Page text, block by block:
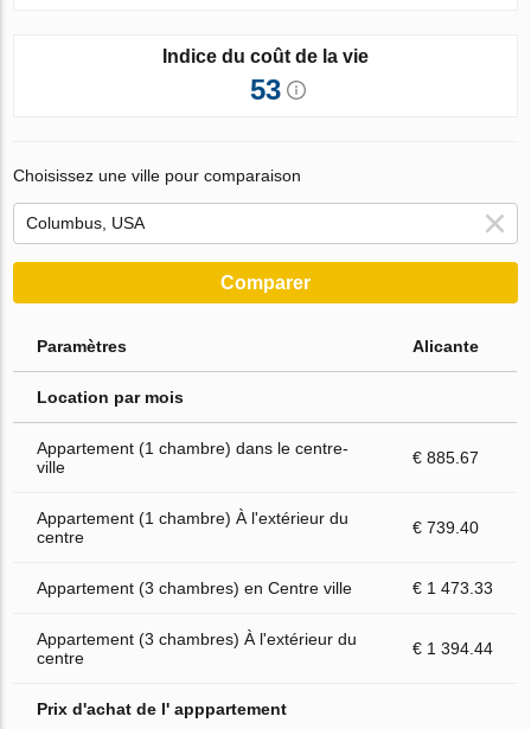
Indice du coût de la vie
53
Choisissez une ville pour comparaison
Comparer
Paramètres Alicante
Location par mois
Appartement (1 chambre) dans le centre-
ville
€ 885.67
Appartement (1 chambre) À l'extérieur du
centre
€ 739.40
Appartement (3 chambres) en Centre ville € 1 473.33
Appartement (3 chambres) À l'extérieur du
centre
€ 1 394.44
Prix d'achat de l' apppartement